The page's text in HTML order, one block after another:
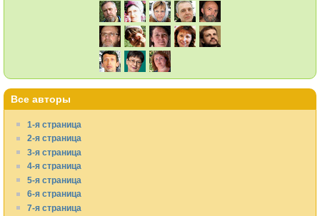
Все авторы
1-я страница
2-я страница
3-я страница
4-я страница
5-я страница
6-я страница
7-я страница